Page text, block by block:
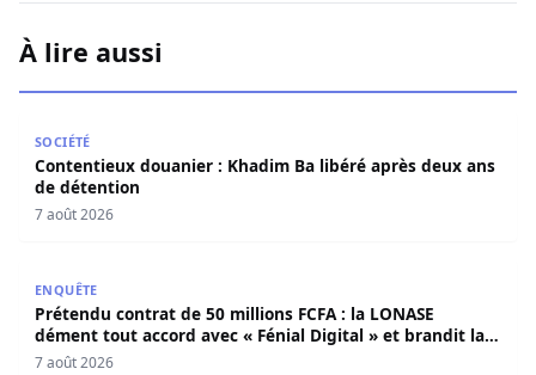
À lire aussi
SOCIÉTÉ
Contentieux douanier : Khadim Ba libéré après deux ans
de détention
7 août 2026
ENQUÊTE
Prétendu contrat de 50 millions FCFA : la LONASE
dément tout accord avec « Fénial Digital » et brandit la
menace de poursuites
7 août 2026